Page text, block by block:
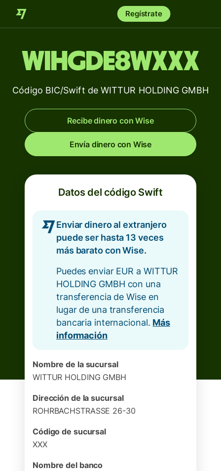
Regístrate
WIHGDE8WXXX
Código BIC/Swift de WITTUR HOLDING GMBH
Recibe dinero con Wise
Envía dinero con Wise
Datos del código Swift
Enviar dinero al extranjero
puede ser hasta 13 veces
más barato con Wise.
Puedes enviar EUR a WITTUR
HOLDING GMBH con una
transferencia de Wise en
lugar de una transferencia
bancaria internacional. Más
información
Nombre de la sucursal
WITTUR HOLDING GMBH
Dirección de la sucursal
ROHRBACHSTRASSE 26-30
Código de sucursal
XXX
Nombre del banco